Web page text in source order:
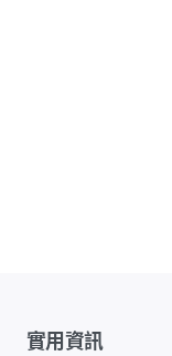
實用資訊